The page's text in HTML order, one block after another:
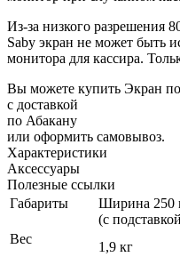
Из-за низкого разрешения
Saby экран не может быть
монитора для кассира.
Вы можете купить Экран
с доставкой
по Абакану
или оформить самовывоз.
Характеристики
Аксессуары
Полезные ссылки
Габариты
Ширина 250
(с
Вес
1,9 кг